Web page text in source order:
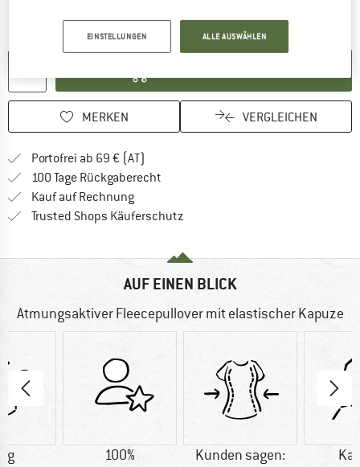
Lieferzeit: 2-4 Werktage Der Link öffnet sich in einer Infobox und
MERKEN VERGLEICHEN
Portofrei ab 69 € (AT)
100 Tage Rückgaberecht
Kauf auf RechnungFinde die Zahlungs-Infos hier! Öffnet
Trusted Shops Käuferschutz
AUF EINEN BLICK
Atmungsaktiver Fleecepullover mit elastischer Kapuze
g
100%
Kunden sagen:
EINSTELLUNGEN ALLE AUSWÄHLEN